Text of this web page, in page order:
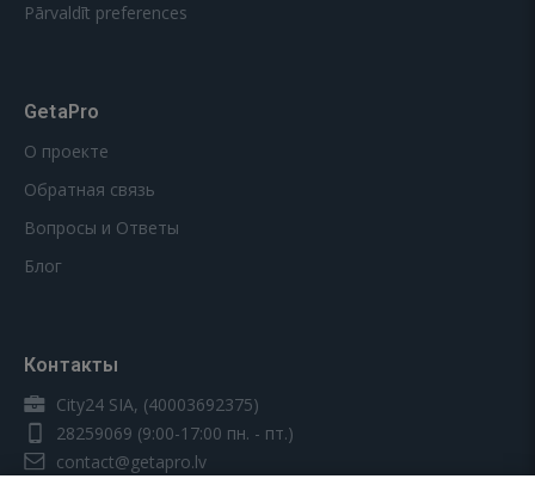
Pārvaldīt preferences
GetaPro
О проекте
Обратная связь
Вопросы и Ответы
Блог
Контакты
City24 SIA, (40003692375)
28259069 (9:00-17:00 пн. - пт.)
contact@getapro.lv